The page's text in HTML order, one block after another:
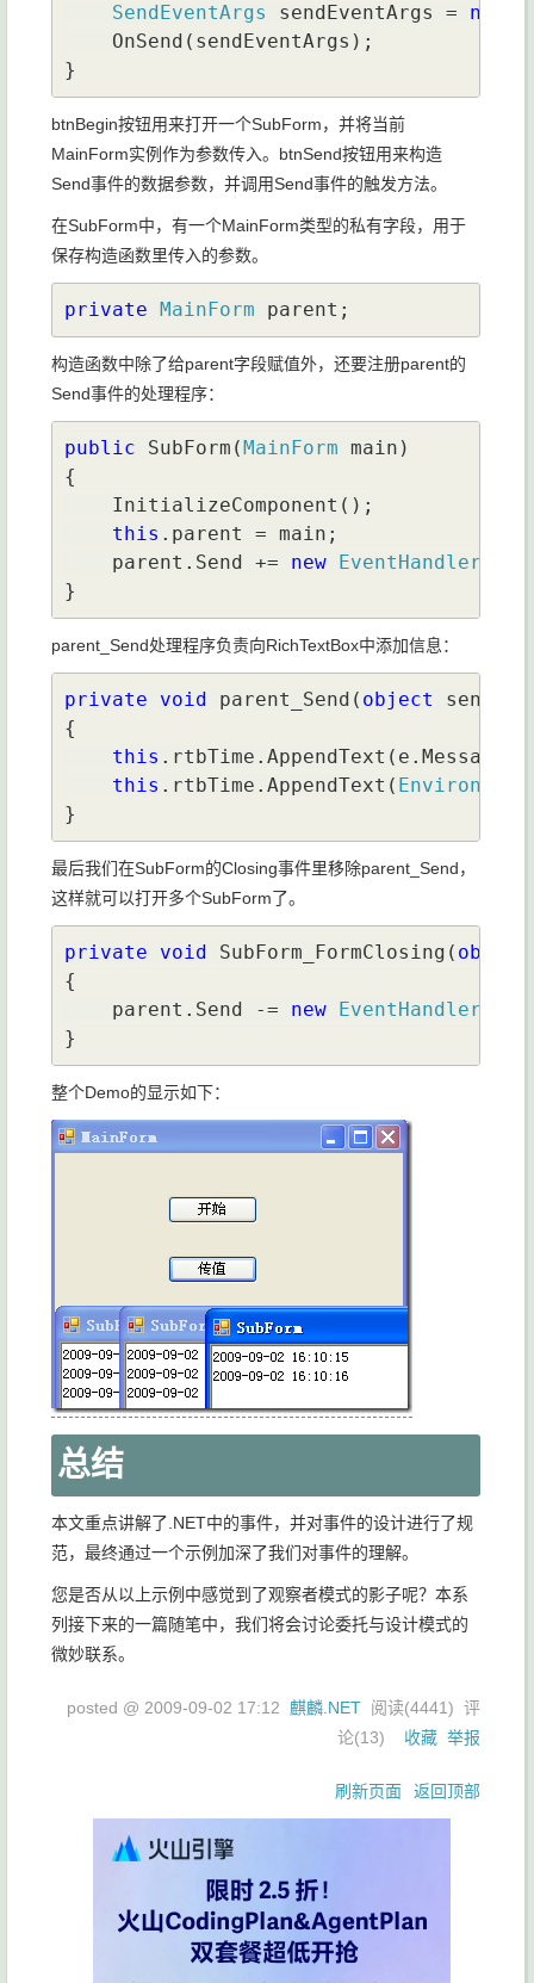
SendEventArgs sendEventArgs = new
    OnSend(sendEventArgs);
}
btnBegin按钮用来打开一个SubForm，并将当前
MainForm实例作为参数传入。btnSend按钮用来构造
Send事件的数据参数，并调用Send事件的触发方法。
在SubForm中，有一个MainForm类型的私有字段，用于
保存构造函数里传入的参数。
private MainForm parent;
构造函数中除了给parent字段赋值外，还要注册parent的
Send事件的处理程序：
public SubForm(MainForm main)
{
    InitializeComponent();
this .parent = main;
    parent.Send +=
new EventHandler
}
parent_Send处理程序负责向RichTextBox中添加信息：
private void parent_Send( object
{
this .rtbTime.AppendText(e.Message);
this .rtbTime.AppendText( Environment
}
最后我们在SubForm的Closing事件里移除parent_Send，
这样就可以打开多个SubForm了。
private void SubForm_FormClosing(
{
    parent.Send -=
new EventHandler
}
整个Demo的显示如下：
总结
本文重点讲解了.NET中的事件，并对事件的设计进行了规
范，最终通过一个示例加深了我们对事件的理解。
您是否从以上示例中感觉到了观察者模式的影子呢？本系
列接下来的一篇随笔中，我们将会讨论委托与设计模式的
微妙联系。
posted @ 2009-09-02 17:12 麒麟.NET 阅读(4441) 评
论(13) 收藏 举报
刷新页面 返回顶部